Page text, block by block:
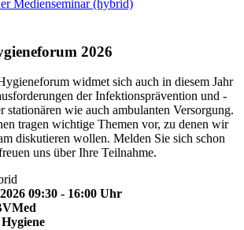
Medienseminar (hybrid)
2026
widmet sich auch in diesem Jahr
der Infektionsprävention und -
stationären wie auch ambulanten Versorgung.
tragen wichtige Themen vor, zu denen wir
diskutieren wollen. Melden Sie sich schon
uns über Ihre Teilnahme.
09:30 - 16:00 Uhr
Hygiene